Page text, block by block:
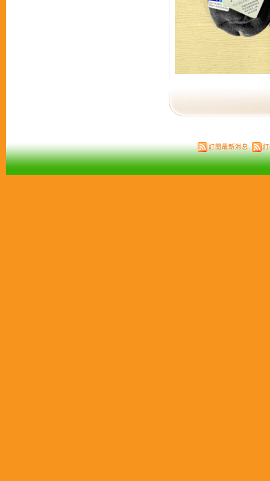
訂閱最新消息 訂